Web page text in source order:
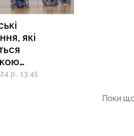
які
отримають
р., 13:45
Поки